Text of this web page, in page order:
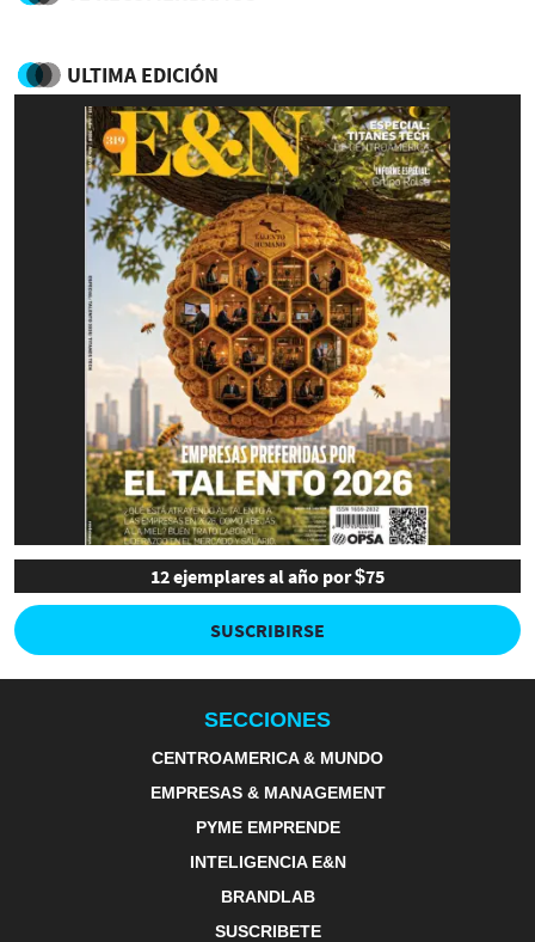
ULTIMA EDICIÓN
12 ejemplares al año por $75
SUSCRIBIRSE
SECCIONES
CENTROAMERICA & MUNDO
EMPRESAS & MANAGEMENT
PYME EMPRENDE
INTELIGENCIA E&N
BRANDLAB
SUSCRIBETE